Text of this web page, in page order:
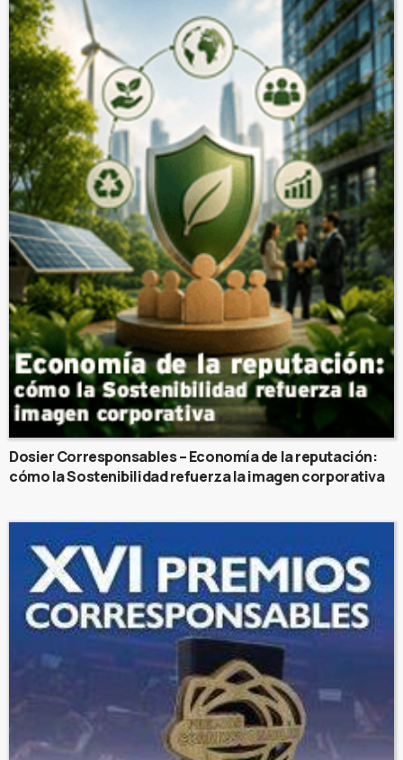
Dosier Corresponsables – Economía de la reputación:
cómo la Sostenibilidad refuerza la imagen corporativa